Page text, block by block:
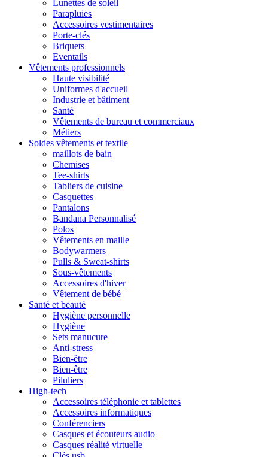
Lunettes de soleil
Parapluies
Accessoires vestimentaires
Porte-clés
Briquets
Eventails
Vêtements professionnels
Haute visibilité
Uniformes d'accueil
Industrie et bâtiment
Santé
Vêtements de bureau et commerciaux
Métiers
Soldes vêtements et textile
maillots de bain
Chemises
Tee-shirts
Tabliers de cuisine
Casquettes
Pantalons
Bandana Personnalisé
Polos
Vêtements en maille
Bodywarmers
Pulls & Sweat-shirts
Sous-vêtements
Accessoires d'hiver
Vêtement de bébé
Santé et beauté
Hygiène personnelle
Hygiène
Sets manucure
Anti-stress
Bien-être
Bien-être
Piluliers
High-tech
Accessoires téléphonie et tablettes
Accessoires informatiques
Conférenciers
Casques et écouteurs audio
Casques réalité virtuelle